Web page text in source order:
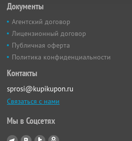
Документы
Агентский договор
Лицензионный договор
Публичная оферта
Политика конфиденциальности
Контакты
sprosi@kupikupon.ru
Связаться с нами
Мы в Соцсетях